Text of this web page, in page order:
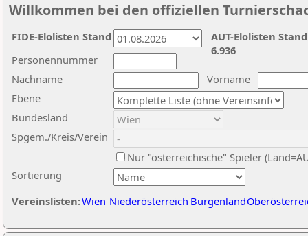
Willkommen bei den offiziellen
Nachname
Vorname
Ebene
Sortierung
Personennummer
Bundesland
Spgem./Kreis/Verein
Nur "österreichische" Spieler
Vereinslisten:Wien Niederösterreich Burgenland
AUT-Elolisten
6.936
FIDE-Elolisten Stand